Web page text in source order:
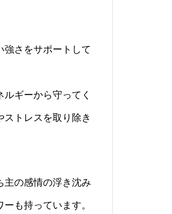
さをサポートして
ギーから守ってく
トレスを取り除き
の感情の浮き沈み
も持っています。